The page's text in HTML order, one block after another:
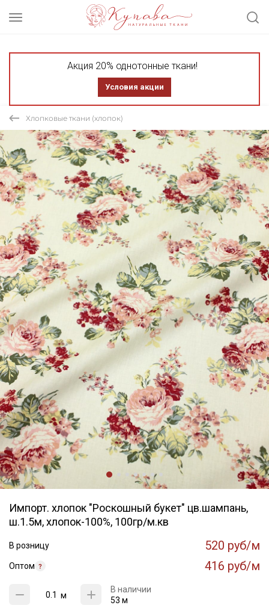
Акция 20% однотонные ткани!
Условия акции
Хлопковые ткани (хлопок)
Импорт. хлопок "Роскошный букет" цв.шампань,
ш.1.5м, хлопок-100%, 100гр/м.кв
В розницу 520 руб/м
Оптом 416 руб/м
м
В наличии
53 м